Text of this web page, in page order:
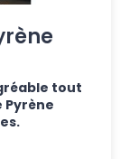
tout
Pyrène